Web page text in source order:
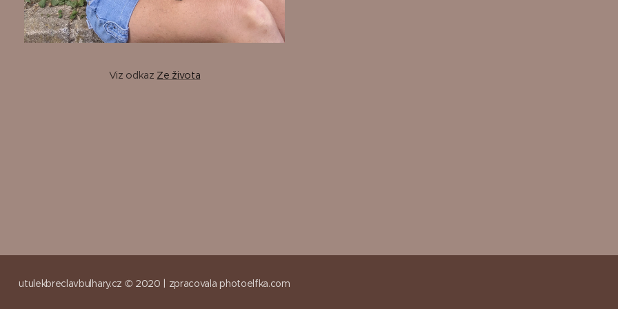
Viz odkaz Ze života
utulekbreclavbulhary.cz © 2020 | zpracovala photoelfka.com